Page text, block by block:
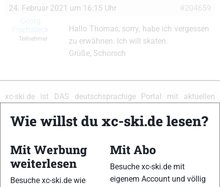
24. Februar 2021 um 16:15 Uhr
#204659
Georg
Fischaleck
Teilnehmer
Hallo Thomas, sorry, habe ich vergessen
zu erwähnen. Ich will skaten.
Grüße, Schorsch
xc-ski.de ist DAS deutschsprachige Portal mit aktuellen
Kombination, einer Loipendatenbank,Langlauf-Community
wissen solltest.
ObSkilanglauf-Anfänger oder Profi-Sportler, wir haben
immer ein offenes Ohr für dich! Du kannst uns jederzeit über
Wie willst du xc-ski.de lesen?
Mit Werbung
weiterlesen
Besuche xc-ski.de wie
Mit Abo
Besuche xc-ski.de mit
eigenem Account und völlig